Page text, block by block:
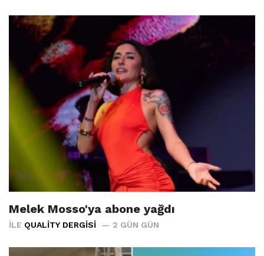
Melek Mosso'ya abone yağdı
İLE QUALITY DERGISI 2 GÜN GÜN